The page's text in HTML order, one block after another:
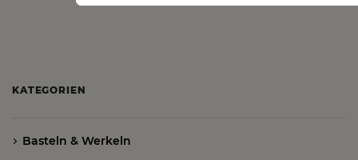
KATEGORIEN
Basteln & Werkeln